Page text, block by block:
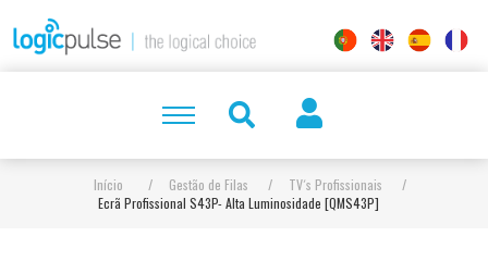
Início / Gestão de Filas / TV´s Profissionais
/
Ecrã Profissional S43P- Alta Luminosidade [QMS43P]